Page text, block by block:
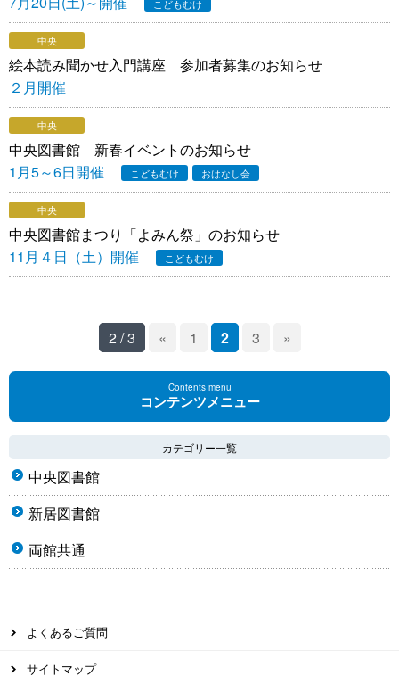
こどもむけ
中央
絵本読み聞かせ入門講座 参加者募集のお知らせ
２月開催
中央
中央図書館 新春イベントのお知らせ
1月5～6日開催
こどもむけ おはなし会
中央
中央図書館まつり「よみん祭」のお知らせ
11月４日（土）開催
こどもむけ
2 / 3 « 1 2 3 »
Contents menu
コンテンツメニュー
カテゴリー一覧
中央図書館
新居図書館
両館共通
よくあるご質問
サイトマップ